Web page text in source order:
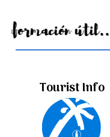
Información
Tourist Info